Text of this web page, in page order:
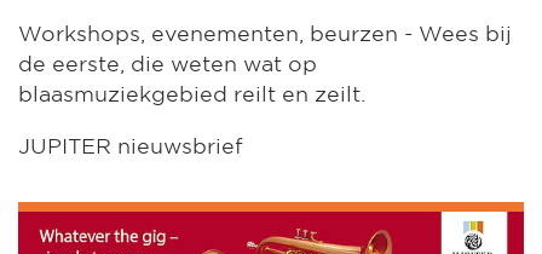
Workshops, evenementen, beurzen - Wees bij
de eerste, die weten wat op
blaasmuziekgebied reilt en zeilt.
JUPITER nieuwsbrief